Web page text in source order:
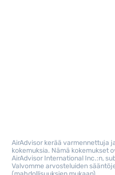
AirAdvisor kerää varmennettuja
kokemuksia. Nämä kokemukset
AirAdvisor International Inc.:n,
Valvomme arvosteluiden